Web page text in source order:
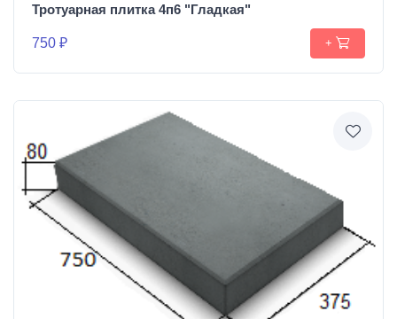
Тротуарная плитка 4п6 "Гладкая"
750 ₽ +